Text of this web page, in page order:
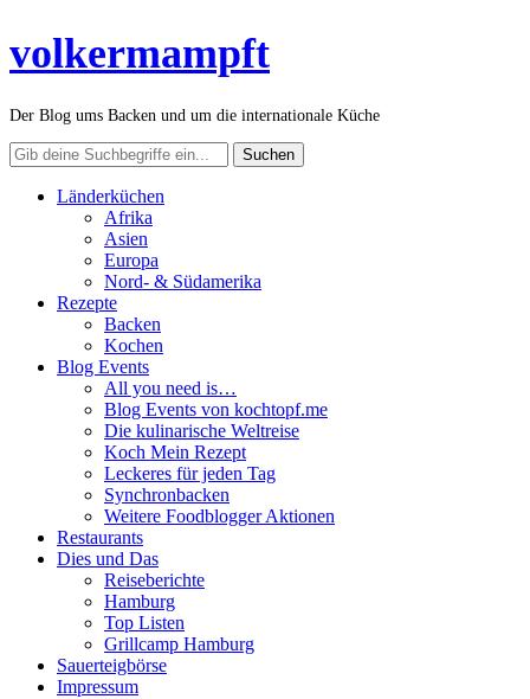
volkermampft
Der Blog ums Backen und um die internationale Küche
Länderküchen
Afrika
Asien
Europa
Nord- & Südamerika
Rezepte
Backen
Kochen
Blog Events
All you need is…
Blog Events von kochtopf.me
Die kulinarische Weltreise
Koch Mein Rezept
Leckeres für jeden Tag
Synchronbacken
Weitere Foodblogger Aktionen
Restaurants
Dies und Das
Reiseberichte
Hamburg
Top Listen
Grillcamp Hamburg
Sauerteigbörse
Impressum